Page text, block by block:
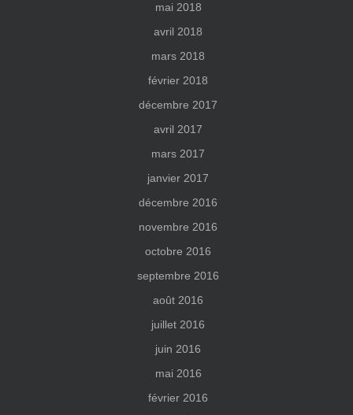
mai 2018
avril 2018
mars 2018
février 2018
décembre 2017
avril 2017
mars 2017
janvier 2017
décembre 2016
novembre 2016
octobre 2016
septembre 2016
août 2016
juillet 2016
juin 2016
mai 2016
février 2016